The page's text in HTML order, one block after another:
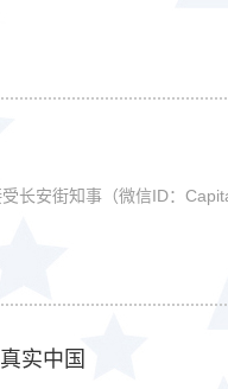
长安街知事（微信ID：
实中国